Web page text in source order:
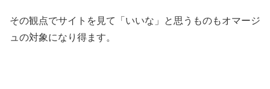
その観点でサイトを見て「いいな」と思うものもオマージ
ュの対象になり得ます。